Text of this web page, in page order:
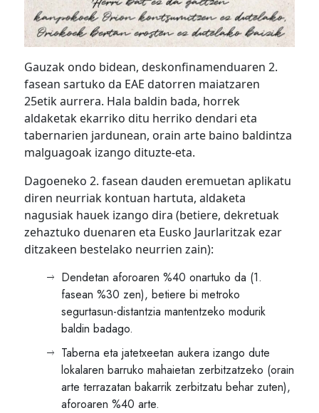
Gauzak ondo bidean, deskonfinamenduaren 2.
fasean sartuko da EAE datorren maiatzaren
25etik aurrera. Hala baldin bada, horrek
aldaketak ekarriko ditu herriko dendari eta
tabernarien jardunean, orain arte baino baldintza
malguagoak izango dituzte-eta.
Dagoeneko 2. fasean dauden eremuetan aplikatu
diren neurriak kontuan hartuta, aldaketa
nagusiak hauek izango dira (betiere, dekretuak
zehaztuko duenaren eta Eusko Jaurlaritzak ezar
ditzakeen bestelako neurrien zain):
Dendetan aforoaren %40 onartuko da (1.
fasean %30 zen), betiere bi metroko
segurtasun-distantzia mantentzeko modurik
baldin badago.
Taberna eta jatetxeetan aukera izango dute
lokalaren barruko mahaietan zerbitzatzeko (orain
arte terrazatan bakarrik zerbitzatu behar zuten),
aforoaren %40 arte.